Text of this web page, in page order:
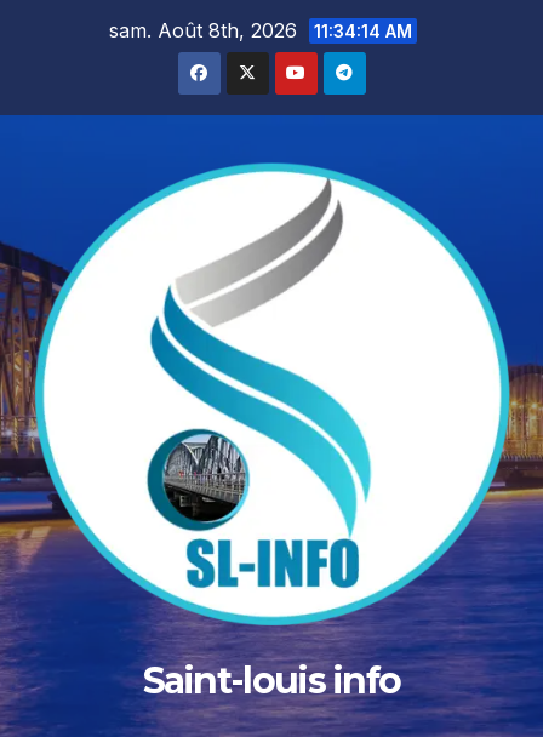
sam. Août 8th, 2026 11:34:16 AM
Saint-louis info